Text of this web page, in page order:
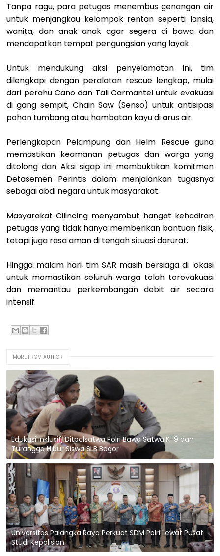
Tanpa ragu, para petugas menembus genangan air
untuk menjangkau kelompok rentan seperti lansia,
wanita, dan anak-anak agar segera di bawa dan
mendapatkan tempat pengungsian yang layak.
Untuk mendukung aksi penyelamatan ini, tim
dilengkapi dengan peralatan rescue lengkap, mulai
dari perahu Cano dan Tali Carmantel untuk evakuasi
di gang sempit, Chain Saw (Senso) untuk antisipasi
pohon tumbang atau hambatan kayu di arus air.
Perlengkapan Pelampung dan Helm Rescue guna
memastikan keamanan petugas dan warga yang
ditolong dan Aksi sigap ini membuktikan komitmen
Detasemen Perintis dalam menjalankan tugasnya
sebagai abdi negara untuk masyarakat.
Masyarakat Cilincing menyambut hangat kehadiran
petugas yang tidak hanya memberikan bantuan fisik,
tetapi juga rasa aman di tengah situasi darurat.
Hingga malam hari, tim SAR masih bersiaga di lokasi
untuk memastikan seluruh warga telah terevakuasi
dan memantau perkembangan debit air secara
intensif.
MORE FROM AUTHOR
Edukasi Inklusif, Ditpolsatwa Polri Bawa Satwa K-9 dan
Turangga Hibur Siswa SLB Bogor
Universitas Palangka Raya Perkuat SDM Polri Lewat Pusat
Studi Kepolisian